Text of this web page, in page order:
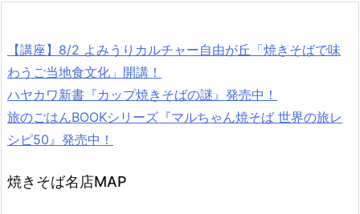
【講座】8/2 よみうりカルチャー自由が丘「焼きそばで味
わうご当地食文化」開講！
ハヤカワ新書『カップ焼きそばの謎』発売中！
旅のごはんBOOKシリーズ『マルちゃん焼そば 世界の旅レ
シピ50』発売中！
焼きそば名店MAP